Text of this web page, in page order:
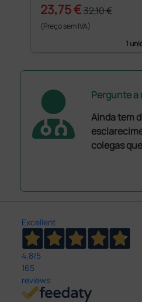
23,75 €32,10 €
(Preço sem IVA)
1
Pergunte a
Ainda tem
colegas
Excellent
4,8/5
165
reviews